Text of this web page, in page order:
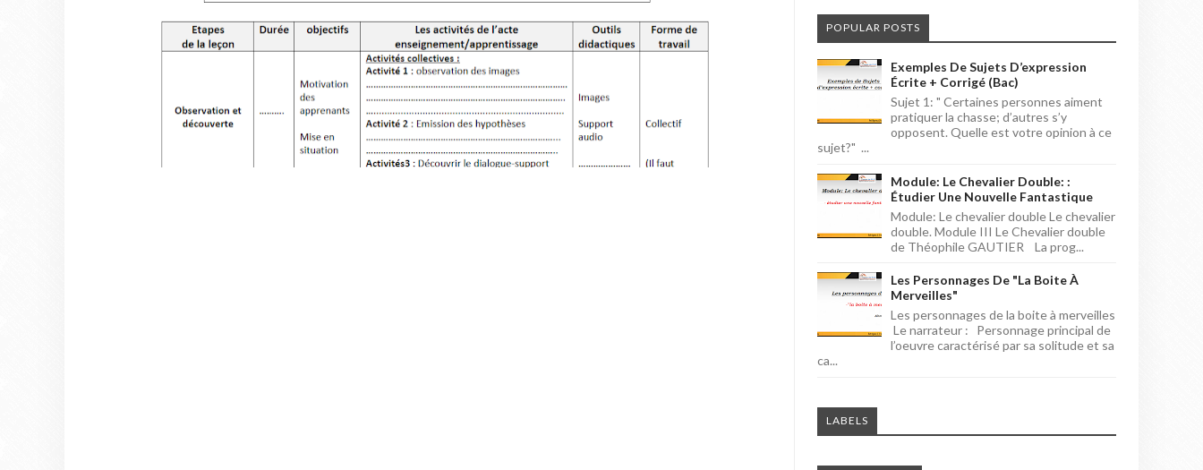
POPULAR POSTS
Exemples De Sujets D’expression
Écrite + Corrigé (bac)
Sujet 1: " Certaines personnes aiment
pratiquer la chasse; d’autres s’y
opposent. Quelle est votre opinion à ce
sujet?" ...
Module: Le Chevalier Double: :
Étudier Une Nouvelle Fantastique
Module: Le chevalier double Le chevalier
double. Module III Le Chevalier double
de Théophile GAUTIER La prog...
Les Personnages De "la Boite À
Merveilles"
Les personnages de la boite à merveilles
Le narrateur : Personnage principal de
l’oeuvre caractérisé par sa solitude et sa
ca...
LABELS